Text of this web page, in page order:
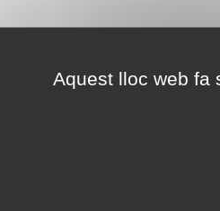
Aquest lloc web fa